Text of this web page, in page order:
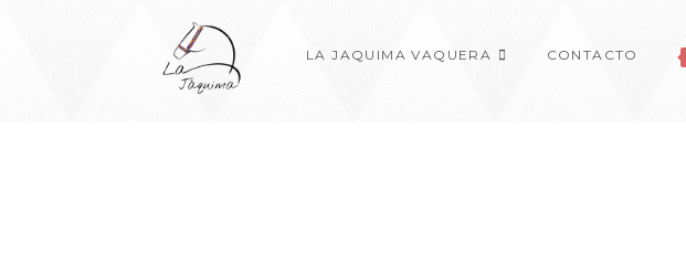
LA JAQUIMA VAQUERA CONTACTO